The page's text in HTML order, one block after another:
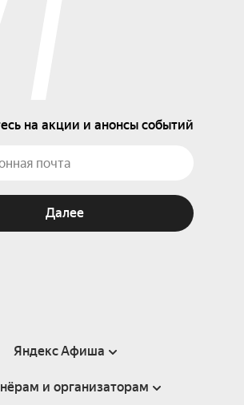
на акции и анонсы событий
Далее
Яндекс Афиша
Справка
и организаторам